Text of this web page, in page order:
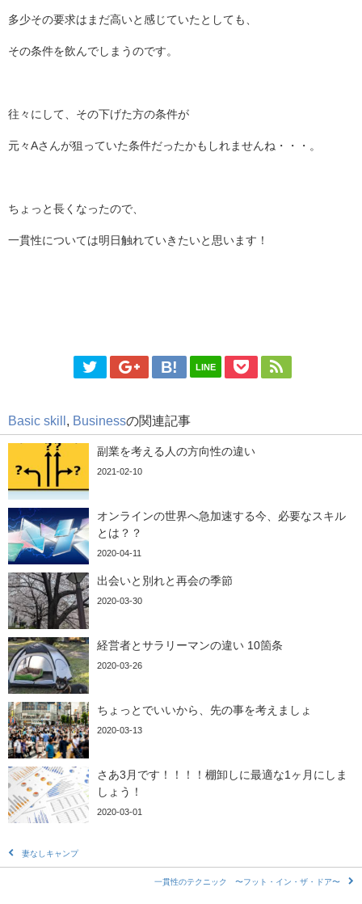
多少その要求はまだ高いと感じていたとしても、
その条件を飲んでしまうのです。
往々にして、その下げた方の条件が
元々Aさんが狙っていた条件だったかもしれませんね・・・。
ちょっと長くなったので、
一貫性については明日触れていきたいと思います！
LINE
Basic skill Businessの関連記事
副業を考える人の方向性の違い
2021-02-10
オンラインの世界へ急加速する今、必要なスキル
とは？？
2020-04-11
出会いと別れと再会の季節
2020-03-30
経営者とサラリーマンの違い 10箇条
2020-03-26
ちょっとでいいから、先の事を考えましょ
2020-03-13
さあ3月です！！！！棚卸しに最適な1ヶ月にしま
しょう！
2020-03-01
妻なしキャンプ
一貫性のテクニック 〜フット・イン・ザ・ドア〜